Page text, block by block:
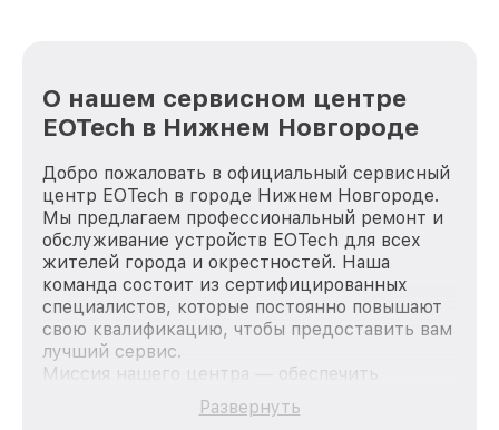
О нашем сервисном центре
EOTech в Нижнем Новгороде
Добро пожаловать в официальный сервисный
центр EOTech в городе Нижнем Новгороде.
Мы предлагаем профессиональный ремонт и
обслуживание устройств EOTech для всех
жителей города и окрестностей. Наша
команда состоит из сертифицированных
специалистов, которые постоянно повышают
свою квалификацию, чтобы предоставить вам
лучший сервис.
Миссия нашего центра — обеспечить
качественный и доступный ремонт для
каждого пользователя продукции EOTech, вне
Развернуть